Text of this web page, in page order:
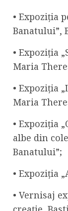
• Expoziția
Banatului”,
• Expoziția
Maria
• Expoziția
Maria
• Expoziția
albe din
Banatului”;
• Expoziția
• Vernisaj